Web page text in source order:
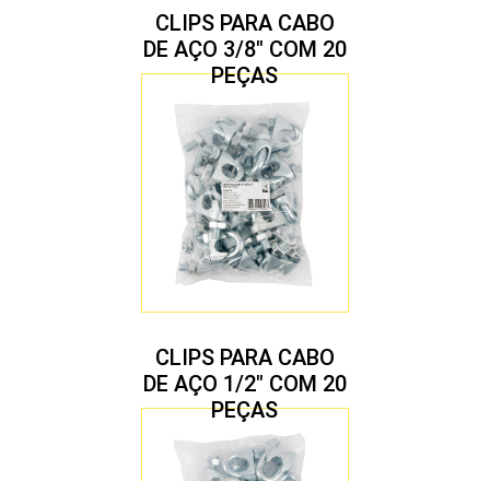
CLIPS PARA CABO
DE AÇO 3/8″ COM 20
PEÇAS
CLIPS PARA CABO
DE AÇO 1/2″ COM 20
PEÇAS